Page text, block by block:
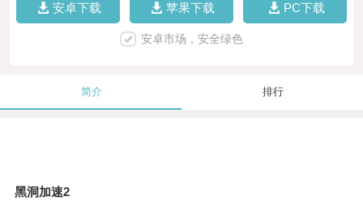
安卓下载 苹果下载 PC下载
安卓市场，安全绿色
简介 排行
黑洞加速2